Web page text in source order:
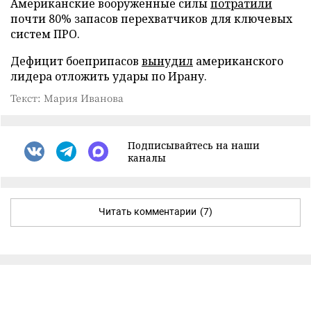
Американские вооруженные силыпотратили
почти 80% запасов перехватчиков для ключевых
систем ПРО.
Дефицит боеприпасов вынудил американского
лидера отложить удары по Ирану.
Текст: Мария Иванова
Подписывайтесь на наши
каналы
Читать комментарии (7)